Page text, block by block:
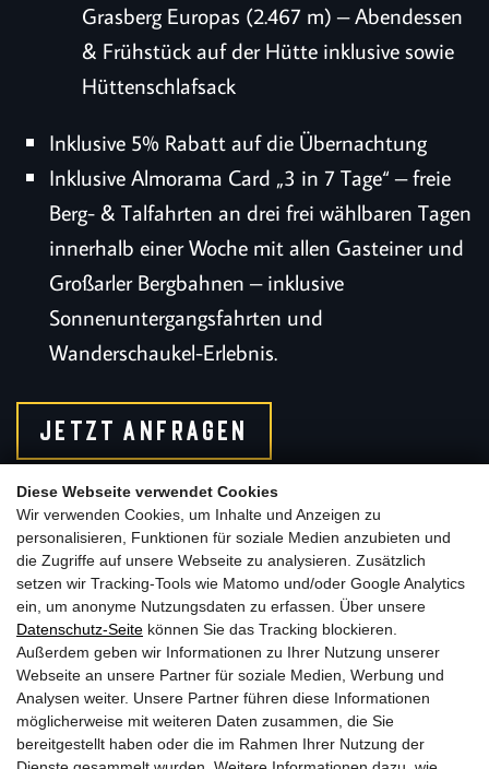
Diese Webseite verwendet Cookies
Wir verwenden Cookies, um Inhalte und Anzeigen zu
personalisieren, Funktionen für soziale Medien anzubieten und
die Zugriffe auf unsere Webseite zu analysieren. Zusätzlich
setzen wir Tracking-Tools wie Matomo und/oder Google Analytics
ein, um anonyme Nutzungsdaten zu erfassen. Über unsere
Datenschutz-Seite können Sie das Tracking blockieren.
Außerdem geben wir Informationen zu Ihrer Nutzung unserer
Webseite an unsere Partner für soziale Medien, Werbung und
Analysen weiter. Unsere Partner führen diese Informationen
möglicherweise mit weiteren Daten zusammen, die Sie
bereitgestellt haben oder die im Rahmen Ihrer Nutzung der
Grasberg Europas (2.467 m) – Abendessen
& Frühstück auf der Hütte inklusive sowie
Hüttenschlafsack
Inklusive 5% Rabatt auf die Übernachtung
Inklusive Almorama Card „3 in 7 Tage“ – freie
Berg- & Talfahrten an drei frei wählbaren Tagen
innerhalb einer Woche mit allen Gasteiner und
Großarler Bergbahnen – inklusive
Sonnenuntergangsfahrten und
Wanderschaukel-Erlebnis.
JETZT ANFRAGEN
Home Urlauben Sommer Specials